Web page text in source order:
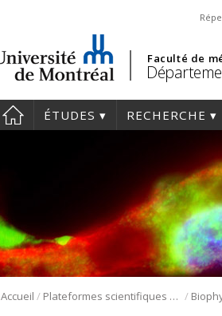
Faculté de
ÉTUDES RECHERCHE
Accueil / Plateformes scientifiques BMM /